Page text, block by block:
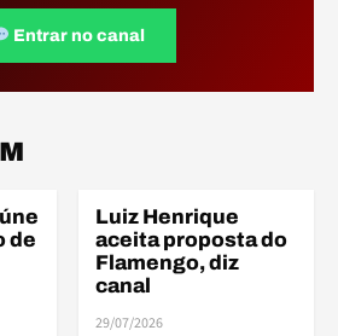
Entrar no canal
de
ELENCO
Luiz Henrique
aceita proposta do
Flamengo, diz
canal
29/07/2026